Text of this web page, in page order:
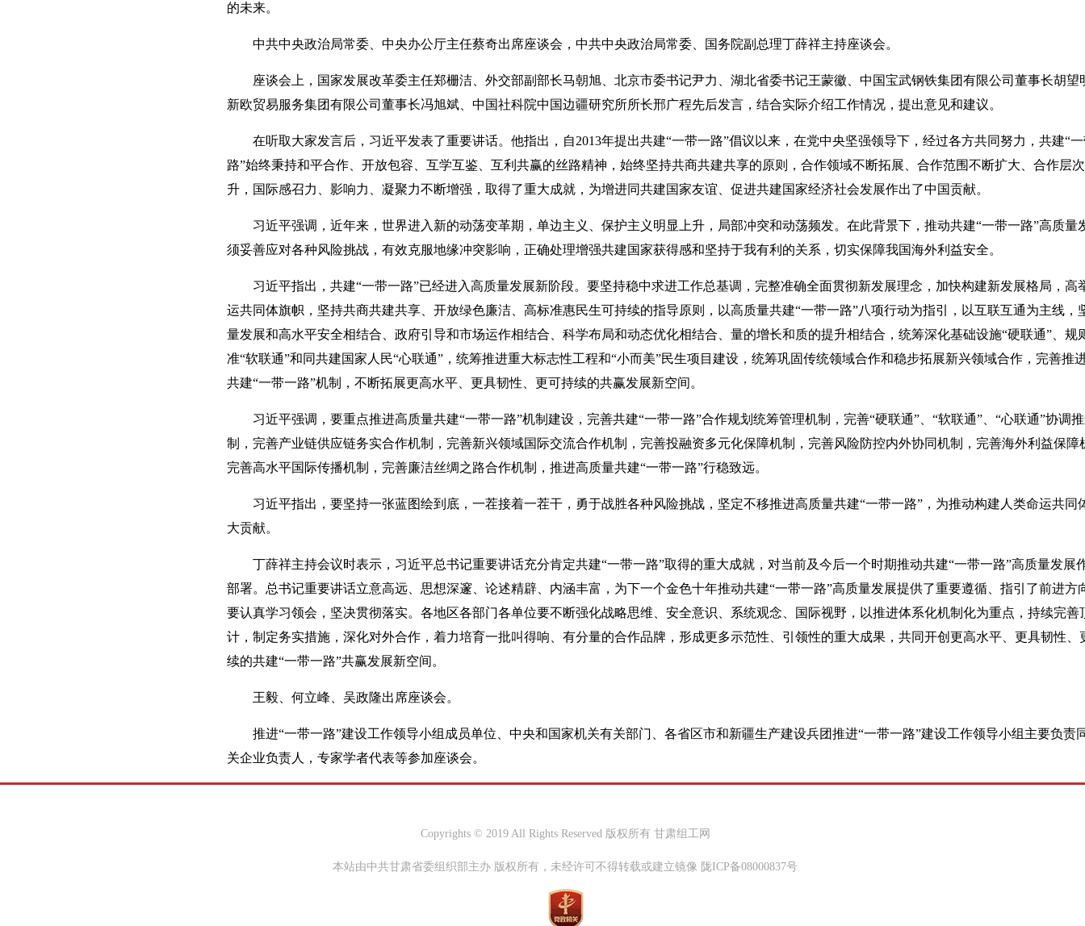
的未来。
中共中央政治局常委、中央办公厅主任蔡奇出席座谈会，中共中央政治局常委、国务院副总理丁薛祥主持座谈会。
座谈会上，国家发展改革委主任郑栅洁、外交部副部长马朝旭、北京市委书记尹力、湖北省委书记王蒙徽、中国宝武钢铁集团有限公司董事长胡望
新欧贸易服务集团有限公司董事长冯旭斌、中国社科院中国边疆研究所所长邢广程先后发言，结合实际介绍工作情况，提出意见和建议。
在听取大家发言后，习近平发表了重要讲话。他指出，自2013年提出共建“一带一路”倡议以来，在党中央坚强领导下，经过各方共同努力，共建“
路”始终秉持和平合作、开放包容、互学互鉴、互利共赢的丝路精神，始终坚持共商共建共享的原则，合作领域不断拓展、合作范围不断扩大、合作层
升，国际感召力、影响力、凝聚力不断增强，取得了重大成就，为增进同共建国家友谊、促进共建国家经济社会发展作出了中国贡献。
习近平强调，近年来，世界进入新的动荡变革期，单边主义、保护主义明显上升，局部冲突和动荡频发。在此背景下，推动共建“一带一路”高质量
须妥善应对各种风险挑战，有效克服地缘冲突影响，正确处理增强共建国家获得感和坚持于我有利的关系，切实保障我国海外利益安全。
习近平指出，共建“一带一路”已经进入高质量发展新阶段。要坚持稳中求进工作总基调，完整准确全面贯彻新发展理念，加快构建新发展格局，高
运共同体旗帜，坚持共商共建共享、开放绿色廉洁、高标准惠民生可持续的指导原则，以高质量共建“一带一路”八项行动为指引，以互联互通为主线，
量发展和高水平安全相结合、政府引导和市场运作相结合、科学布局和动态优化相结合、量的增长和质的提升相结合，统筹深化基础设施“硬联通”、规
准“软联通”和同共建国家人民“心联通”，统筹推进重大标志性工程和“小而美”民生项目建设，统筹巩固传统领域合作和稳步拓展新兴领域合作，完善推
共建“一带一路”机制，不断拓展更高水平、更具韧性、更可持续的共赢发展新空间。
习近平强调，要重点推进高质量共建“一带一路”机制建设，完善共建“一带一路”合作规划统筹管理机制，完善“硬联通”、“软联通”、“心联通”协调
制，完善产业链供应链务实合作机制，完善新兴领域国际交流合作机制，完善投融资多元化保障机制，完善风险防控内外协同机制，完善海外利益保障
完善高水平国际传播机制，完善廉洁丝绸之路合作机制，推进高质量共建“一带一路”行稳致远。
习近平指出，要坚持一张蓝图绘到底，一茬接着一茬干，勇于战胜各种风险挑战，坚定不移推进高质量共建“一带一路”，为推动构建人类命运共同
大贡献。
丁薛祥主持会议时表示，习近平总书记重要讲话充分肯定共建“一带一路”取得的重大成就，对当前及今后一个时期推动共建“一带一路”高质量发展
部署。总书记重要讲话立意高远、思想深邃、论述精辟、内涵丰富，为下一个金色十年推动共建“一带一路”高质量发展提供了重要遵循、指引了前进方
要认真学习领会，坚决贯彻落实。各地区各部门各单位要不断强化战略思维、安全意识、系统观念、国际视野，以推进体系化机制化为重点，持续完善
计，制定务实措施，深化对外合作，着力培育一批叫得响、有分量的合作品牌，形成更多示范性、引领性的重大成果，共同开创更高水平、更具韧性、
续的共建“一带一路”共赢发展新空间。
王毅、何立峰、吴政隆出席座谈会。
推进“一带一路”建设工作领导小组成员单位、中央和国家机关有关部门、各省区市和新疆生产建设兵团推进“一带一路”建设工作领导小组主要负责
关企业负责人，专家学者代表等参加座谈会。
Copyrights © 2019 All Rights Reserved 版权所有 甘肃组工网
本站由中共甘肃省委组织部主办 版权所有，未经许可不得转载或建立镜像 陇ICP备08000837号